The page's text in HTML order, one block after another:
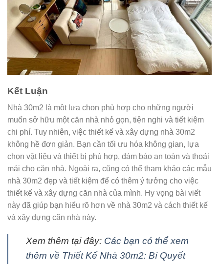
Kết Luận
Nhà 30m2 là một lựa chọn phù hợp cho những người
muốn sở hữu một căn nhà nhỏ gọn, tiện nghi và tiết kiệm
chi phí. Tuy nhiên, việc thiết kế và xây dựng nhà 30m2
không hề đơn giản. Bạn cần tối ưu hóa không gian, lựa
chọn vật liệu và thiết bị phù hợp, đảm bảo an toàn và thoải
mái cho căn nhà. Ngoài ra, cũng có thể tham khảo các mẫu
nhà 30m2 đẹp và tiết kiệm để có thêm ý tưởng cho việc
thiết kế và xây dựng căn nhà của mình. Hy vọng bài viết
này đã giúp bạn hiểu rõ hơn về nhà 30m2 và cách thiết kế
và xây dựng căn nhà này.
Xem thêm tại đây: Các bạn có thể xem
thêm về Thiết Kế Nhà 30m2: Bí Quyết